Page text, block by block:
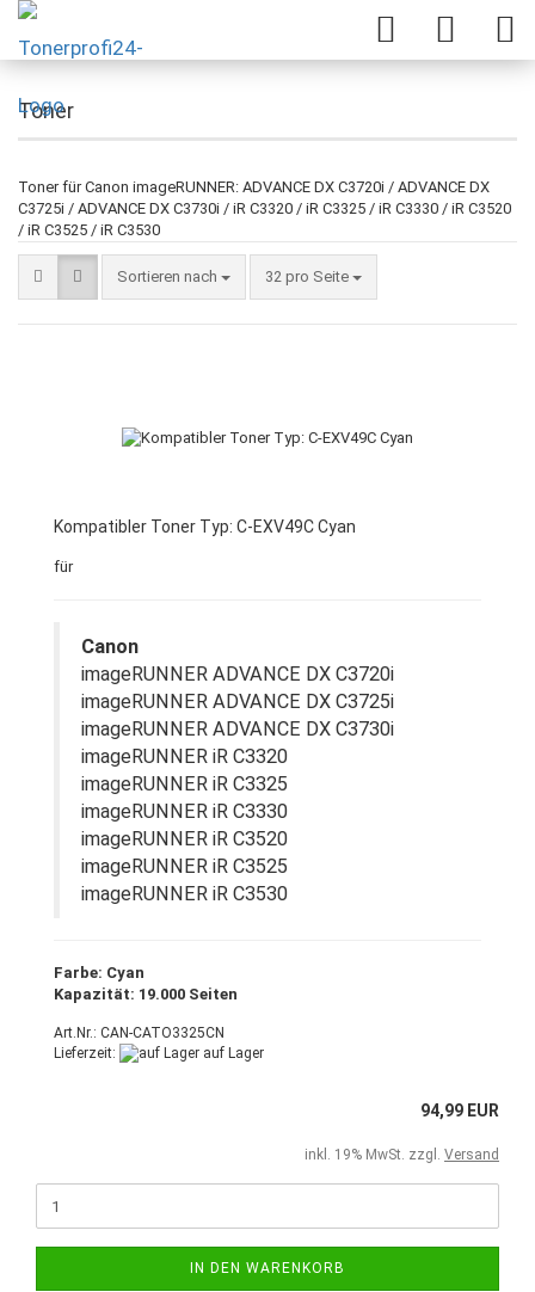
Toner
Toner für Canon imageRUNNER: ADVANCE DX C3720i / ADVANCE DX
C3725i / ADVANCE DX C3730i / iR C3320 / iR C3325 / iR C3330 / iR C3520
/ iR C3525 / iR C3530
Sortieren nach 32 pro Seite
Kompatibler Toner Typ: C-EXV49C Cyan
für
Canon
imageRUNNER ADVANCE DX C3720i
imageRUNNER ADVANCE DX C3725i
imageRUNNER ADVANCE DX C3730i
imageRUNNER iR C3320
imageRUNNER iR C3325
imageRUNNER iR C3330
imageRUNNER iR C3520
imageRUNNER iR C3525
imageRUNNER iR C3530
Farbe: Cyan
Kapazität: 19.000 Seiten
Art.Nr.: CAN-CATO3325CN
Lieferzeit:
auf Lager
94,99 EUR
inkl. 19% MwSt. zzgl. Versand
IN DEN WARENKORB